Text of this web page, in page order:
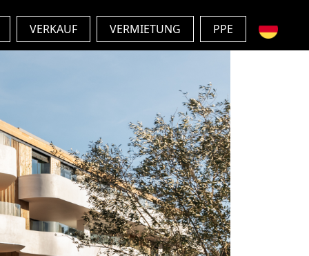
VERKAUF VERMIETUNG PPE